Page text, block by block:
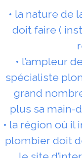
• la nature de
doit faire (
• l’ampleur
spécialiste
grand
plus sa main-
• la région où il
plombier doit